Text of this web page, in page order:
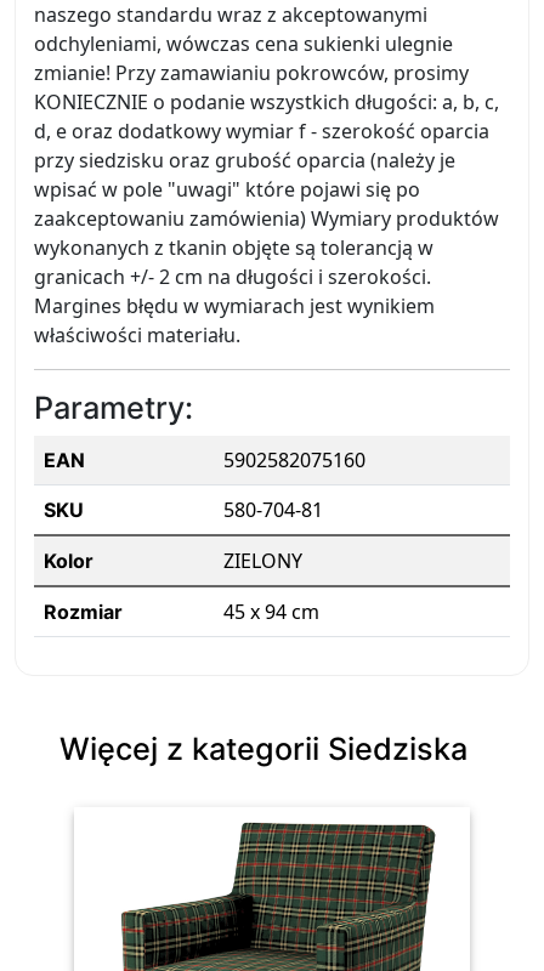
naszego standardu wraz z akceptowanymi
odchyleniami, wówczas cena sukienki ulegnie
zmianie! Przy zamawianiu pokrowców, prosimy
KONIECZNIE o podanie wszystkich długości: a, b, c,
d, e oraz dodatkowy wymiar f - szerokość oparcia
przy siedzisku oraz grubość oparcia (należy je
wpisać w pole "uwagi" które pojawi się po
zaakceptowaniu zamówienia) Wymiary produktów
wykonanych z tkanin objęte są tolerancją w
granicach +/- 2 cm na długości i szerokości.
Margines błędu w wymiarach jest wynikiem
właściwości materiału.
Parametry:
EAN 5902582075160
SKU 580-704-81
Kolor ZIELONY
Rozmiar 45 x 94 cm
Więcej z kategorii Siedziska